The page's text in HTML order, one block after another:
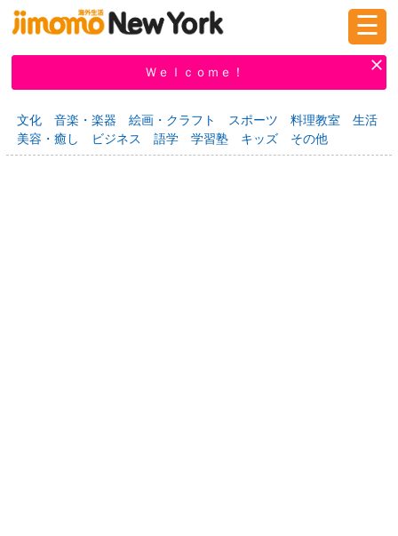
掲示板 タウン情報 教えて！
☰
Ｗｅｌｃｏｍｅ！
文化 音楽・楽器 絵画・クラフト スポーツ 料理教室
生活
美容・癒し
ビジネス 語学 学習塾 キッズ その他